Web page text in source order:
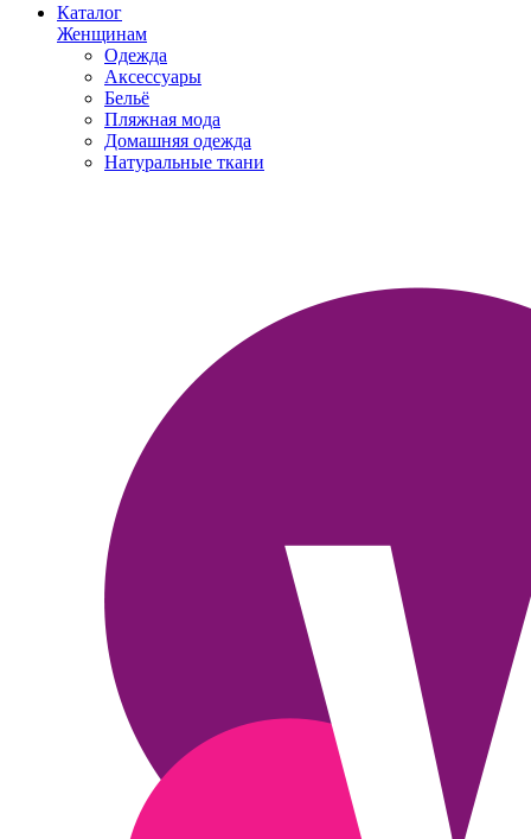
Каталог
Женщинам
Одежда
Аксессуары
Бельё
Пляжная мода
Домашняя одежда
Натуральные ткани